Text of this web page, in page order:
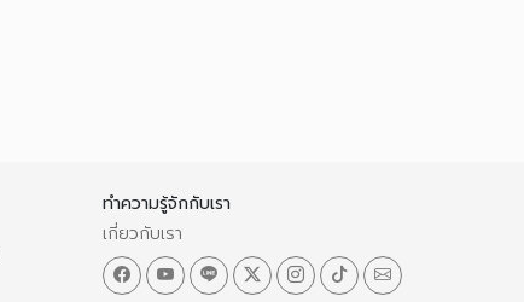
ทำความรู้จักกับเรา
เกี่ยวกับเรา